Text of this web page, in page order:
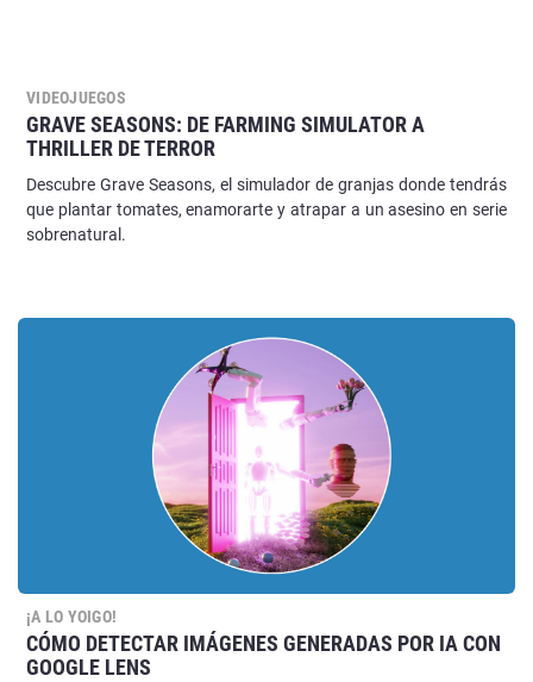
VIDEOJUEGOS
GRAVE SEASONS: DE FARMING SIMULATOR A
THRILLER DE TERROR
Descubre Grave Seasons, el simulador de granjas donde tendrás
que plantar tomates, enamorarte y atrapar a un asesino en serie
sobrenatural.
¡A LO YOIGO!
CÓMO DETECTAR IMÁGENES GENERADAS POR IA CON
GOOGLE LENS